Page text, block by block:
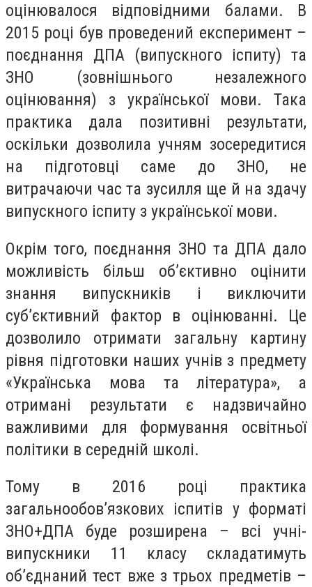
оцінювалося відповідними балами. В
2015 році був проведений експеримент –
поєднання ДПА (випускного іспиту) та
ЗНО (зовнішнього незалежного
оцінювання) з української мови. Така
практика дала позитивні результати,
оскільки дозволила учням зосередитися
на підготовці саме до ЗНО, не
витрачаючи час та зусилля ще й на здачу
випускного іспиту з української мови.
Окрім того, поєднання ЗНО та ДПА дало
можливість більш об’єктивно оцінити
знання випускників і виключити
суб’єктивний фактор в оцінюванні. Це
дозволило отримати загальну картину
рівня підготовки наших учнів з предмету
«Українська мова та література», а
отримані результати є надзвичайно
важливими для формування освітньої
політики в середній школі.
Тому в 2016 році практика
загальнообов’язкових іспитів у форматі
ЗНО+ДПА буде розширена – всі учні-
випускники 11 класу складатимуть
об’єднаний тест вже з трьох предметів –